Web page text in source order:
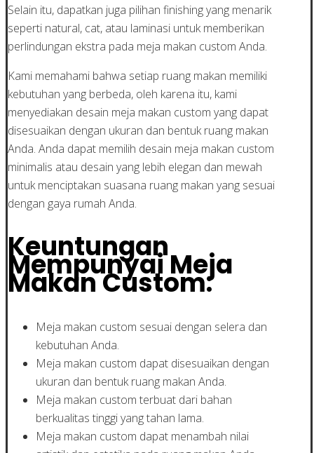
Selain itu, dapatkan juga pilihan finishing yang menarik
seperti natural, cat, atau laminasi untuk memberikan
perlindungan ekstra pada meja makan custom Anda.
Kami memahami bahwa setiap ruang makan memiliki
kebutuhan yang berbeda, oleh karena itu, kami
menyediakan desain meja makan custom yang dapat
disesuaikan dengan ukuran dan bentuk ruang makan
Anda. Anda dapat memilih desain meja makan custom
minimalis atau desain yang lebih elegan dan mewah
untuk menciptakan suasana ruang makan yang sesuai
dengan gaya rumah Anda.
Keuntungan
Mempunyai Meja
Makan Custom:
Meja makan custom sesuai dengan selera dan
kebutuhan Anda.
Meja makan custom dapat disesuaikan dengan
ukuran dan bentuk ruang makan Anda.
Meja makan custom terbuat dari bahan
berkualitas tinggi yang tahan lama.
Meja makan custom dapat menambah nilai